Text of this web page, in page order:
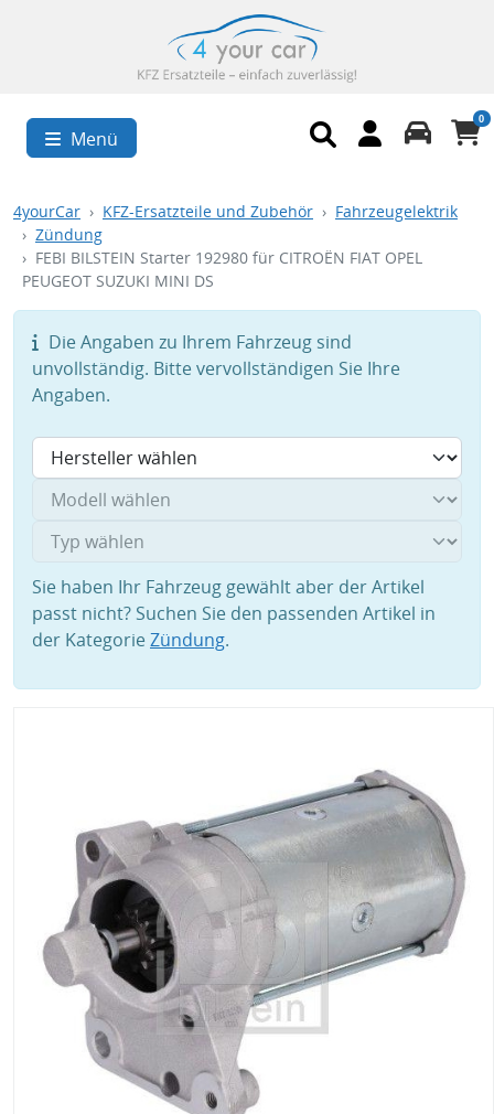
Menü
0
4yourCar KFZ-Ersatzteile und Zubehör
Fahrzeugelektrik
Zündung
FEBI BILSTEIN Starter 192980 für CITROËN FIAT OPEL
PEUGEOT SUZUKI MINI DS
Die Angaben zu Ihrem Fahrzeug sind
unvollständig. Bitte vervollständigen Sie Ihre
Angaben.
Sie haben Ihr Fahrzeug gewählt aber der Artikel
passt nicht? Suchen Sie den passenden Artikel in
der KategorieZündung.